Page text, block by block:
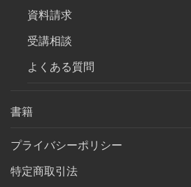
資料請求
受講相談
よくある質問
書籍
プライバシーポリシー
特定商取引法